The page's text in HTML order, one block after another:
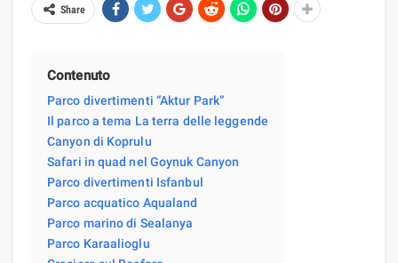
Share
Contenuto
Parco divertimenti “Aktur Park”
Il parco a tema La terra delle leggende
Canyon di Koprulu
Safari in quad nel Goynuk Canyon
Parco divertimenti Isfanbul
Parco acquatico Aqualand
Parco marino di Sealanya
Parco Karaalioglu